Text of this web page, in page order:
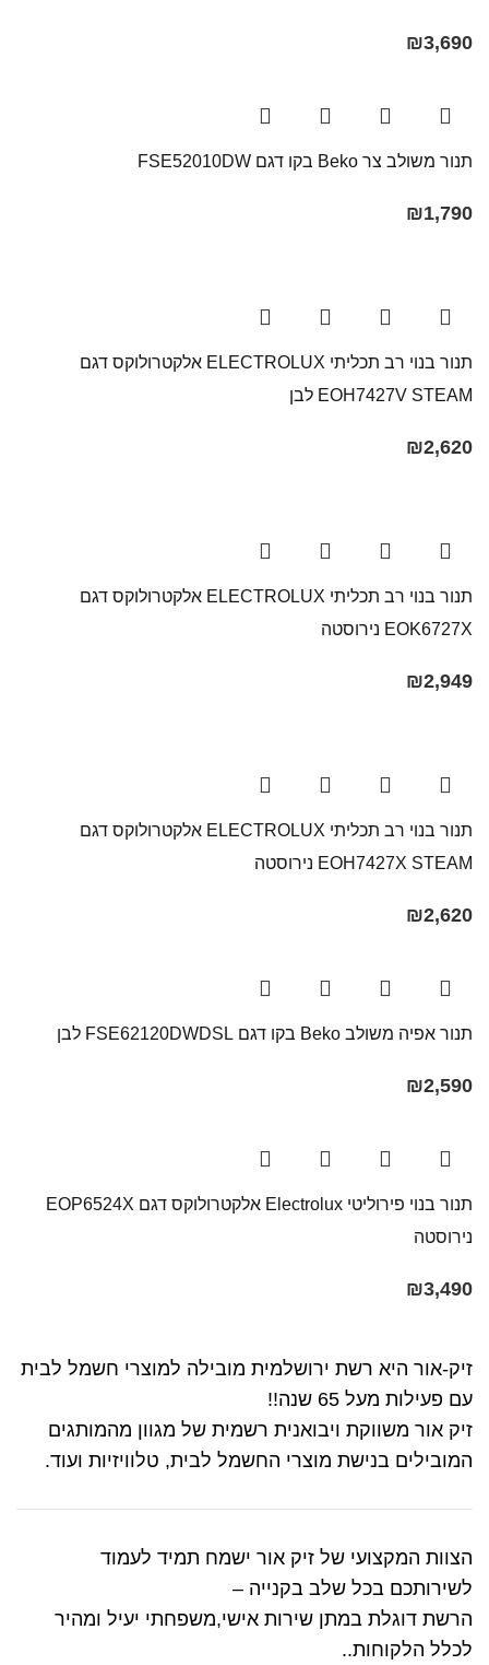
₪3,690
תנור משולב צר Beko בקו ‏דגם FSE52010DW
₪1,790
תנור בנוי רב תכליתי ELECTROLUX אלקטרולוקס דגם
EOH7427V STEAM לבן
₪2,620
תנור בנוי רב תכליתי ELECTROLUX אלקטרולוקס דגם
EOK6727X נירוסטה
₪2,949
תנור בנוי רב תכליתי ELECTROLUX אלקטרולוקס דגם
EOH7427X STEAM נירוסטה
₪2,620
תנור אפיה משולב Beko בקו ‏דגם FSE62120DWDSL לבן
₪2,590
תנור בנוי פירוליטי Electrolux אלקטרולוקס דגם EOP6524X
נירוסטה
₪3,490
זיק-אור היא רשת ירושלמית מובילה למוצרי חשמל לבית
עם פעילות מעל 65 שנה!!
זיק אור משווקת ויבואנית רשמית של מגוון מהמותגים
המובילים בנישת מוצרי החשמל לבית, טלוויזיות ועוד.
הצוות המקצועי של זיק אור ישמח תמיד לעמוד
לשירותכם בכל שלב בקנייה –
הרשת דוגלת במתן שירות אישי,משפחתי יעיל ומהיר
לכלל הלקוחות..